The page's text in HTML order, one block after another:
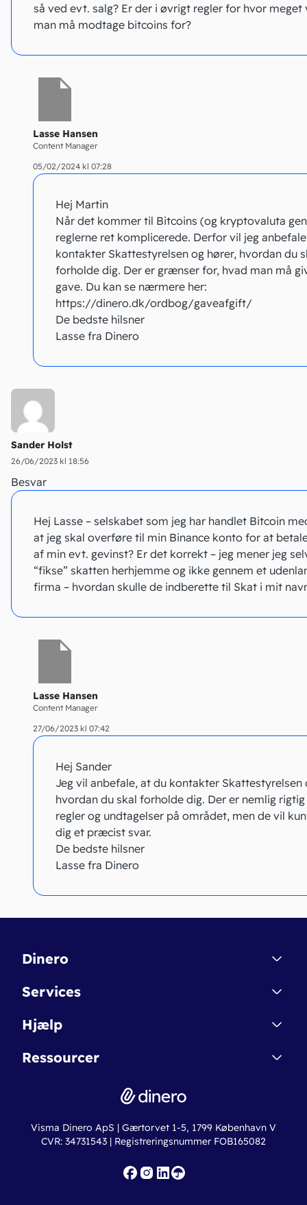
så ved evt. salg? Er der i øvrigt regler for hvor
man må modtage bitcoins for?
Lasse Hansen
Content Manager
05/02/2024 kl 07:28
Hej Martin
Når det kommer til Bitcoins (og kryptovaluta
reglerne ret komplicerede. Derfor vil jeg
kontakter Skattestyrelsen og hører, hvordan du
forholde dig. Der er grænser for, hvad man må
gave. Du kan se nærmere her:
https://dinero.dk/ordbog/gaveafgift/
De bedste hilsner
Lasse fra Dinero
Sander Holst
26/06/2023 kl 18:56
Besvar
Hej Lasse – selskabet som jeg har handlet Bitcoin
at jeg skal overføre til min Binance konto for at
af min evt. gevinst? Er det korrekt – jeg mener jeg
“fikse” skatten herhjemme og ikke gennem et
firma – hvordan skulle de indberette til Skat i mit
Lasse Hansen
Content Manager
27/06/2023 kl 07:42
Hej Sander
Jeg vil anbefale, at du kontakter Skattestyrelsen
hvordan du skal forholde dig. Der er nemlig
regler og undtagelser på området, men de vil
dig et præcist svar.
De bedste hilsner
Lasse fra Dinero
Dinero
Kontakt
Betingelser & Sikkerhed
Nye funktioner
Services
Dinero Starter
Dinero Pro
Erhvervslån
Fakturaskabeloner
Hjælp
Regnskabsordbogen
Online regnskabskurser
Ressourcer
Ny virksomhed
Iværksætterlegat
Visma Dinero ApS | Gærtorvet 1-5, 1799 København V
CVR: 34731543 | Registreringsnummer FOB165082